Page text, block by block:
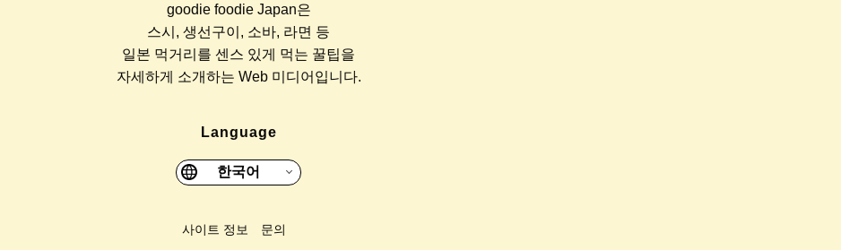
goodie foodie Japan은
스시, 생선구이, 소바, 라면 등
일본 먹거리를 센스 있게 먹는 꿀팁을
자세하게 소개하는 Web 미디어입니다.
Language
한국어
사이트 정보 문의